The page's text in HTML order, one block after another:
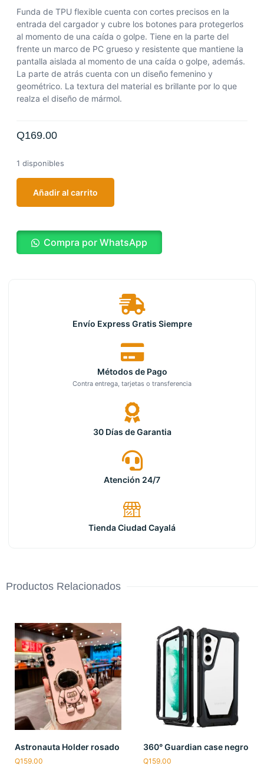
Funda de TPU flexible cuenta con cortes precisos en la
entrada del cargador y cubre los botones para protegerlos
al momento de una caída o golpe. Tiene en la parte del
frente un marco de PC grueso y resistente que mantiene la
pantalla aislada al momento de una caída o golpe, además.
La parte de atrás cuenta con un diseño femenino y
geométrico. La textura del material es brillante por lo que
realza el diseño de mármol.
Q169.00
1 disponibles
Añadir al carrito
Compra por WhatsApp
Envío Express Gratis Siempre
Métodos de Pago
Contra entrega, tarjetas o transferencia
30 Días de Garantia
Atención 24/7
Tienda Ciudad Cayalá
Productos Relacionados
Astronauta Holder rosado
Q159.00
360° Guardian case negro
Q159.00